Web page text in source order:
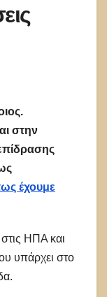
στην
έχουμε
στις ΗΠΑ και
υπάρχει στο